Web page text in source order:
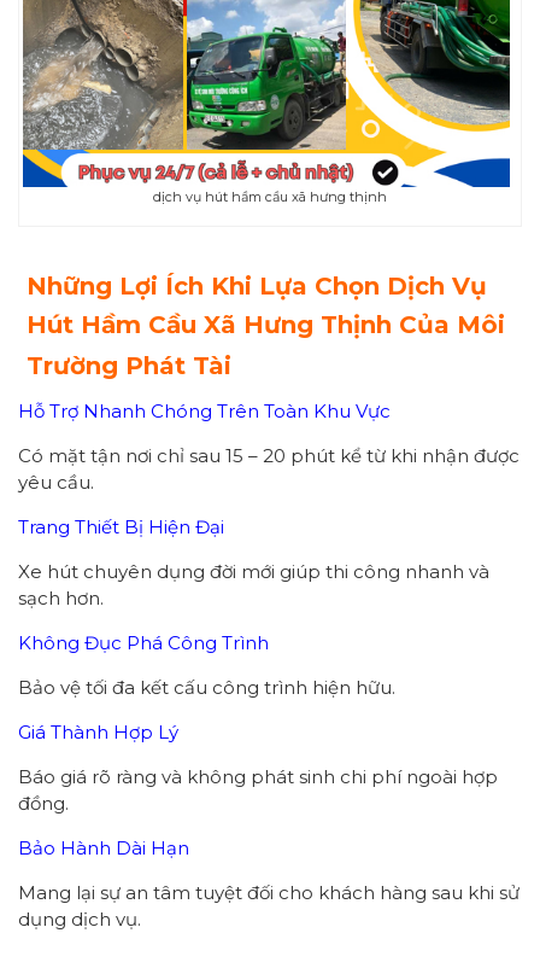
dịch vụ hút hầm cầu xã hưng thịnh
Những Lợi Ích Khi Lựa Chọn Dịch Vụ
Hút Hầm Cầu Xã Hưng Thịnh Của Môi
Trường Phát Tài
Hỗ Trợ Nhanh Chóng Trên Toàn Khu Vực
Có mặt tận nơi chỉ sau 15 – 20 phút kể từ khi nhận được
yêu cầu.
Trang Thiết Bị Hiện Đại
Xe hút chuyên dụng đời mới giúp thi công nhanh và
sạch hơn.
Không Đục Phá Công Trình
Bảo vệ tối đa kết cấu công trình hiện hữu.
Giá Thành Hợp Lý
Báo giá rõ ràng và không phát sinh chi phí ngoài hợp
đồng.
Bảo Hành Dài Hạn
Mang lại sự an tâm tuyệt đối cho khách hàng sau khi sử
dụng dịch vụ.